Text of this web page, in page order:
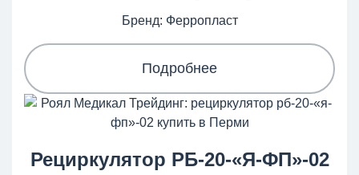
Бренд: Ферропласт
Подробнее
Рециркулятор РБ-20-«Я-ФП»-02